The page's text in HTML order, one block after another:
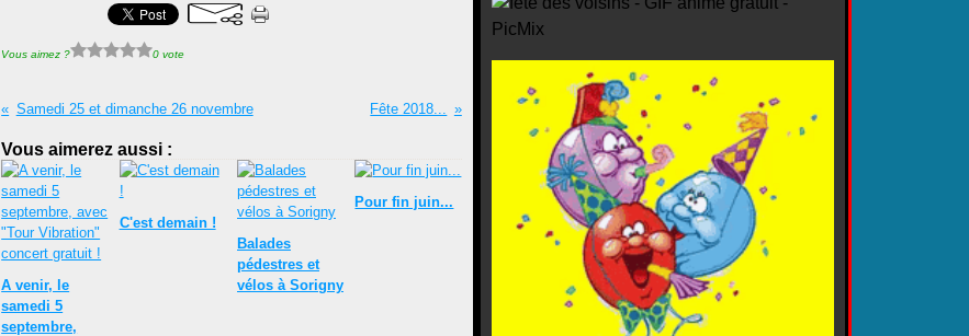
Vous aimez ? 0 vote
Samedi 25 et dimanche 26 novembre Fête 2018...
Vous aimerez aussi :
A venir, le
samedi 5
septembre,
C'est demain !
Balades
pédestres et
vélos à Sorigny
Pour fin juin...